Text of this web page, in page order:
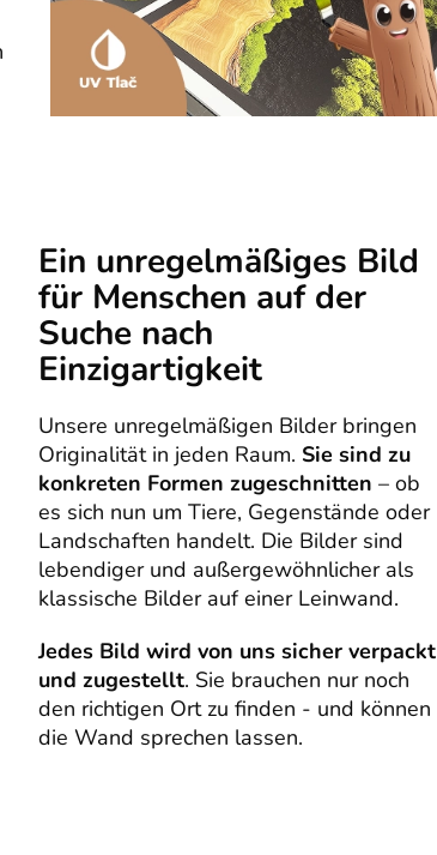
Ein unregelmäßiges Bild
für Menschen auf der
Suche nach
Einzigartigkeit
Unsere unregelmäßigen Bilder bringen
Originalität in jeden Raum. Sie sind zu
konkreten Formen zugeschnitten – ob
es sich nun um Tiere, Gegenstände oder
Landschaften handelt. Die Bilder sind
lebendiger und außergewöhnlicher als
klassische Bilder auf einer Leinwand.
Jedes Bild wird von uns sicher verpackt
und zugestellt. Sie brauchen nur noch
den richtigen Ort zu finden - und können
die Wand sprechen lassen.